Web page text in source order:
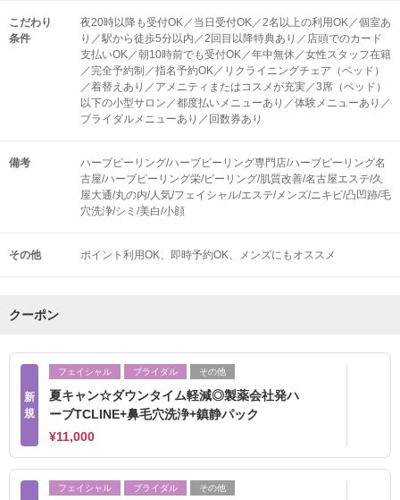
こだわり
条件
夜20時以降も受付OK／当日受付OK／2名以上の利用OK／個室あ
り／駅から徒歩5分以内／2回目以降特典あり／店頭でのカード
支払いOK／朝10時前でも受付OK／年中無休／女性スタッフ在籍
／完全予約制／指名予約OK／リクライニングチェア（ベッド）
／着替えあり／アメニティまたはコスメが充実／3席（ベッド）
以下の小型サロン／都度払いメニューあり／体験メニューあり／
ブライダルメニューあり／回数券あり
備考
ハーブピーリング/ハーブピーリング専門店/ハーブピーリング名
古屋/ハーブピーリング栄/ピーリング/肌質改善/名古屋エステ/久
屋大通/丸の内/人気/フェイシャル/エステ/メンズ/ニキビ/凸凹跡/毛
穴洗浄/シミ/美白/小顔
その他 ポイント利用OK 即時予約OK メンズにもオススメ
クーポン
新
規
フェイシャル ブライダル その他
夏キャン☆ダウンタイム軽減◎製薬会社発ハ
ーブTCLINE+鼻毛穴洗浄+鎮静パック
¥11,000
フェイシャル ブライダル その他